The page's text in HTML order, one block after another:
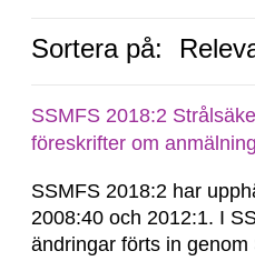
Sortera på:
SSMFS 2018:2
föreskrifter om
SSMFS 2018:2 har
2008:40 och 2012:1. I
ändringar förts in genom